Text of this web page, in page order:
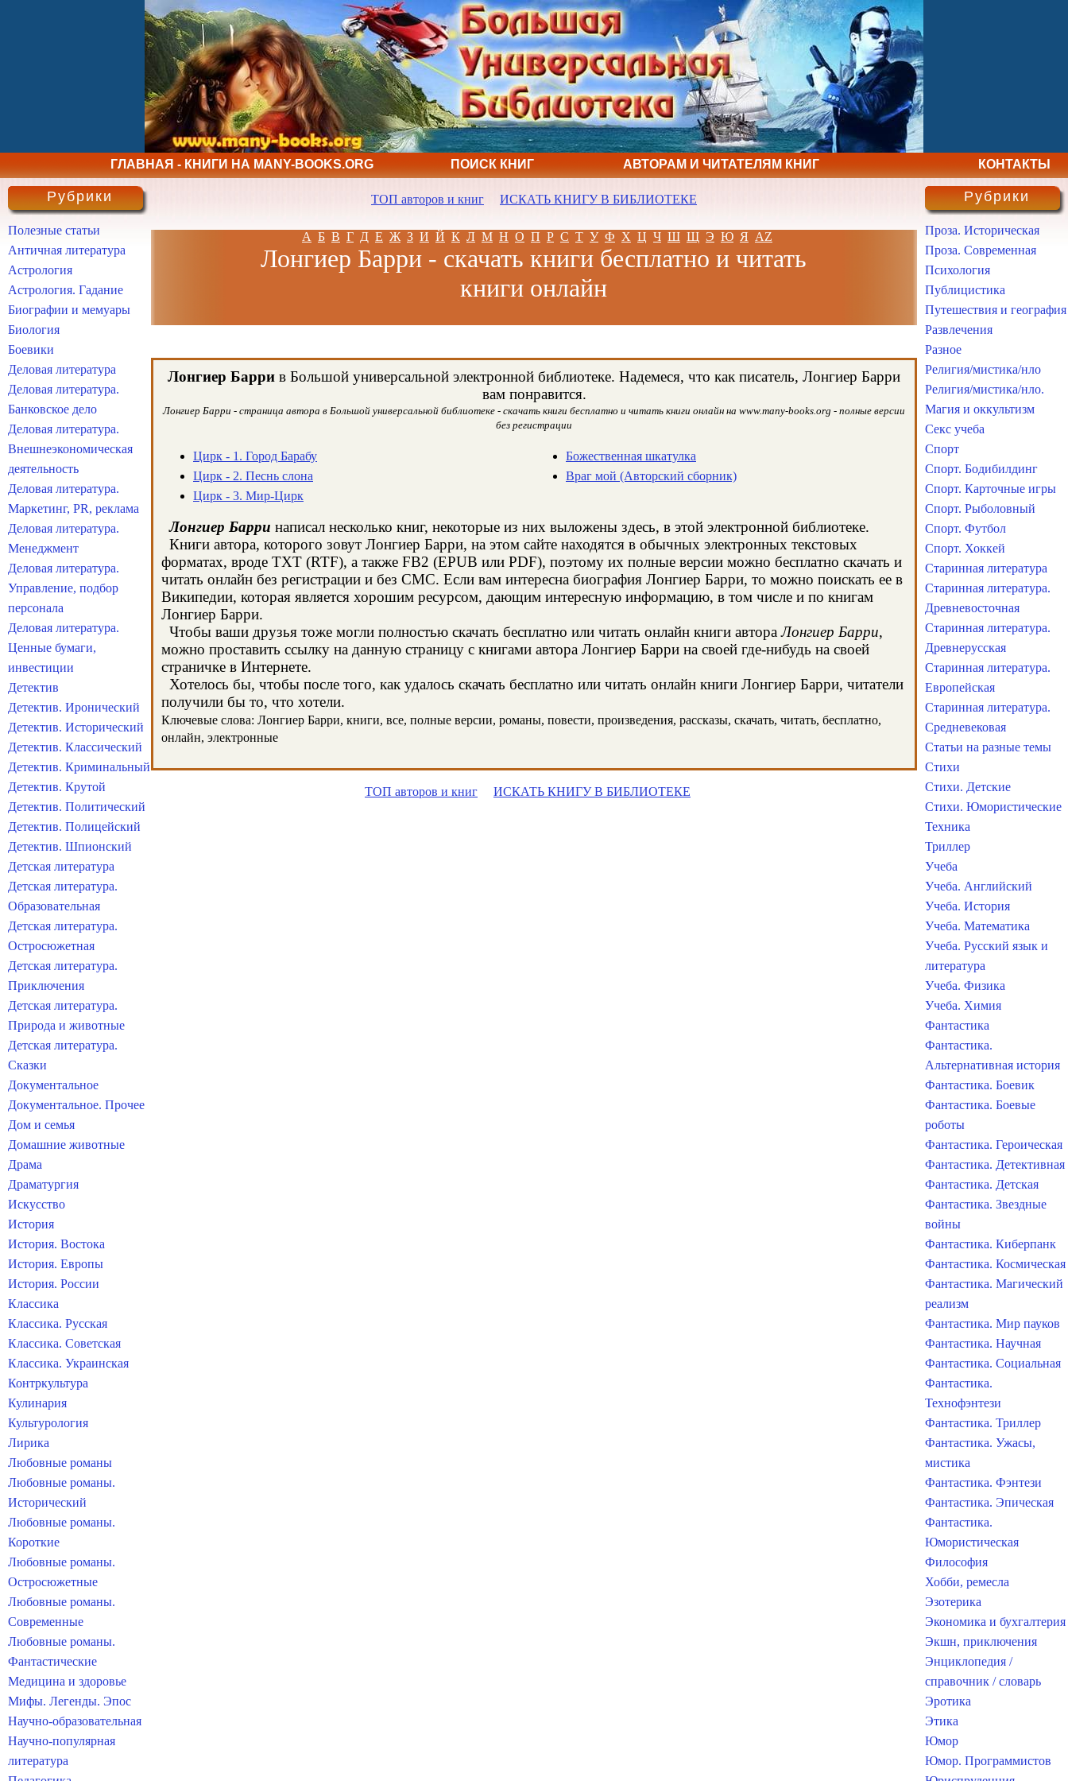
ГЛАВНАЯ - КНИГИ НА MANY-BOOKS.ORG ПОИСК КНИГ АВТОРАМ И ЧИТАТЕЛЯМ КНИГ КОНТАКТЫ
ТОП авторов и книг ИСКАТЬ КНИГУ В БИБЛИОТЕКЕ
А Б В Г Д Е Ж З И Й К Л М Н О П Р С Т У Ф Х Ц Ч Ш Щ Э Ю Я AZ
Лонгиер Барри - скачать книги бесплатно и читать
книги онлайн
Лонгиер Барри в Большой универсальной электронной библиотеке. Надемеся, что как писатель, Лонгиер Барри
вам понравится.
Лонгиер Барри - страница автора в Большой универсальной библиотеке - скачать книги бесплатно и читать книги онлайн на www.many-books.org - полные версии
без регистрации
Цирк - 1. Город Барабу
Цирк - 2. Песнь слона
Цирк - 3. Мир-Цирк
Божественная шкатулка
Враг мой (Авторский сборник)
Лонгиер Барри написал несколько книг, некоторые из них выложены здесь, в этой электронной библиотеке.
Книги автора, которого зовут Лонгиер Барри, на этом сайте находятся в обычных электронных текстовых
форматах, вроде TXT (RTF), а также FB2 (EPUB или PDF), поэтому их полные версии можно бесплатно скачать и
читать онлайн без регистрации и без СМС. Если вам интересна биография Лонгиер Барри, то можно поискать ее в
Википедии, которая является хорошим ресурсом, дающим интересную информацию, в том числе и по книгам
Лонгиер Барри.
Чтобы ваши друзья тоже могли полностью скачать бесплатно или читать онлайн книги автораЛонгиер Барри,
можно проставить ссылку на данную страницу с книгами автора Лонгиер Барри на своей где-нибудь на своей
страничке в Интернете.
Хотелось бы, чтобы после того, как удалось скачать бесплатно или читать онлайн книги Лонгиер Барри, читатели
получили бы то, что хотели.
Ключевые слова: Лонгиер Барри, книги, все, полные версии, романы, повести, произведения, рассказы, скачать, читать, бесплатно,
онлайн, электронные
ТОП авторов и книг ИСКАТЬ КНИГУ В БИБЛИОТЕКЕ
Рубрики
Полезные статьи
Античная литература
Астрология
Астрология. Гадание
Биографии и мемуары
Биология
Боевики
Деловая литература
Деловая литература.
Банковское дело
Деловая литература.
Внешнеэкономическая
деятельность
Деловая литература.
Маркетинг, PR, реклама
Деловая литература.
Менеджмент
Деловая литература.
Управление, подбор
персонала
Деловая литература.
Ценные бумаги,
инвестиции
Детектив
Детектив. Иронический
Детектив. Исторический
Детектив. Классический
Детектив. Криминальный
Детектив. Крутой
Детектив. Политический
Детектив. Полицейский
Детектив. Шпионский
Детская литература
Детская литература.
Образовательная
Детская литература.
Остросюжетная
Детская литература.
Приключения
Детская литература.
Природа и животные
Детская литература.
Сказки
Документальное
Документальное. Прочее
Дом и семья
Домашние животные
Драма
Драматургия
Искусство
История
История. Востока
История. Европы
История. России
Классика
Классика. Русская
Классика. Советская
Классика. Украинская
Контркультура
Кулинария
Культурология
Лирика
Любовные романы
Любовные романы.
Исторический
Любовные романы.
Короткие
Любовные романы.
Остросюжетные
Любовные романы.
Современные
Любовные романы.
Фантастические
Медицина и здоровье
Мифы. Легенды. Эпос
Научно-образовательная
Научно-популярная
литература
Рубрики
Проза. Историческая
Проза. Современная
Психология
Публицистика
Путешествия и география
Развлечения
Разное
Религия/мистика/нло
Религия/мистика/нло.
Магия и оккультизм
Секс учеба
Спорт
Спорт. Бодибилдинг
Спорт. Карточные игры
Спорт. Рыболовный
Спорт. Футбол
Спорт. Хоккей
Старинная литература
Старинная литература.
Древневосточная
Старинная литература.
Древнерусская
Старинная литература.
Европейская
Старинная литература.
Средневековая
Статьи на разные темы
Стихи
Стихи. Детские
Стихи. Юмористические
Техника
Триллер
Учеба
Учеба. Английский
Учеба. История
Учеба. Математика
Учеба. Русский язык и
литература
Учеба. Физика
Учеба. Химия
Фантастика
Фантастика.
Альтернативная история
Фантастика. Боевик
Фантастика. Боевые
роботы
Фантастика. Героическая
Фантастика. Детективная
Фантастика. Детская
Фантастика. Звездные
войны
Фантастика. Киберпанк
Фантастика. Космическая
Фантастика. Магический
реализм
Фантастика. Мир пауков
Фантастика. Научная
Фантастика. Социальная
Фантастика.
Технофэнтези
Фантастика. Триллер
Фантастика. Ужасы,
мистика
Фантастика. Фэнтези
Фантастика. Эпическая
Фантастика.
Юмористическая
Философия
Хобби, ремесла
Эзотерика
Экономика и бухгалтерия
Экшн, приключения
Энциклопедия /
справочник / словарь
Эротика
Этика
Юмор
Юмор. Программистов